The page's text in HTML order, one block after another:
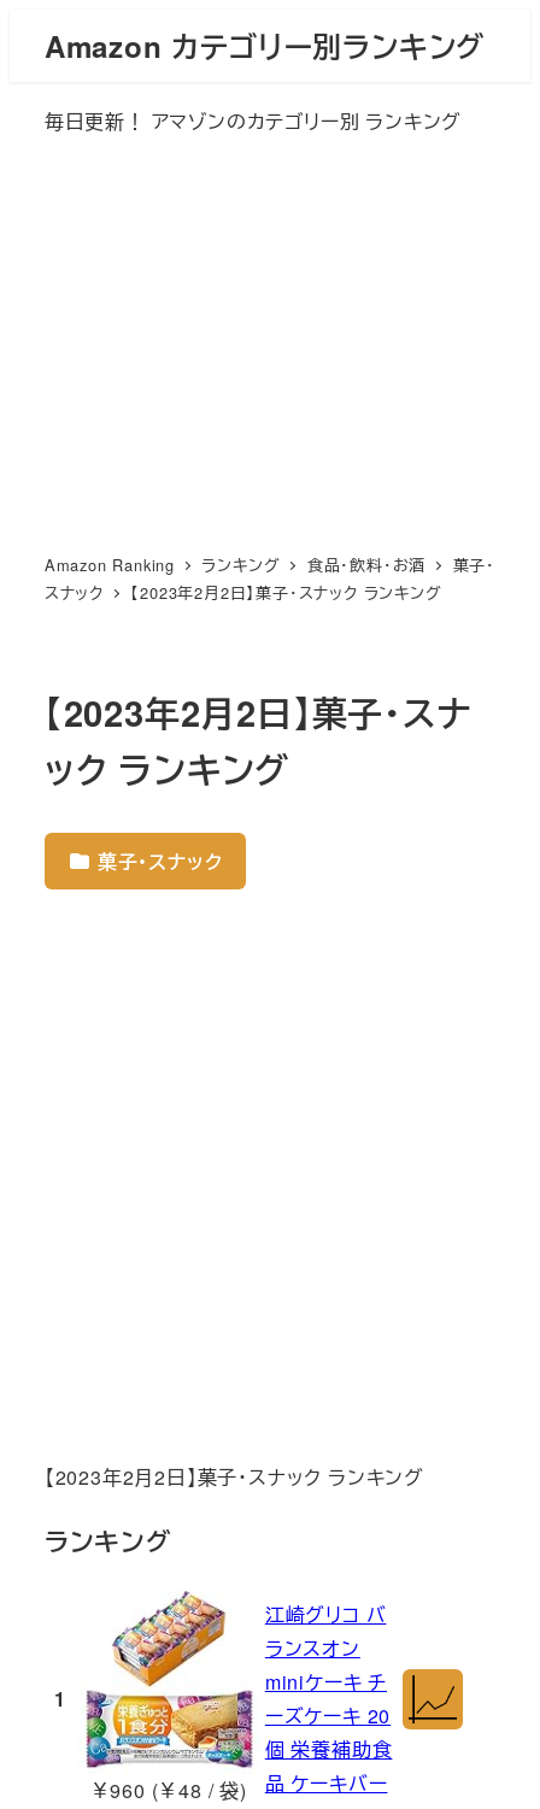
Amazon カテゴリー別ランキング
毎日更新！ アマゾンのカテゴリー別 ランキング
Amazon Ranking ランキング 食品・飲料・お酒
菓子・
スナック
【2023年2月2日】菓子・スナック ランキング
【2023年2月2日】菓子・スナ
ック ランキング
菓子・スナック
【2023年2月2日】菓子・スナック ランキング
ランキング
1
￥960 (￥48 / 袋)
江崎グリコ バ
ランスオン
miniケーキ チ
ーズケーキ 20
個 栄養補助食
品 ケーキバー